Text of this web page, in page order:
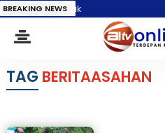
BREAKING NEWS
Publik
TAG BERITAASAHAN